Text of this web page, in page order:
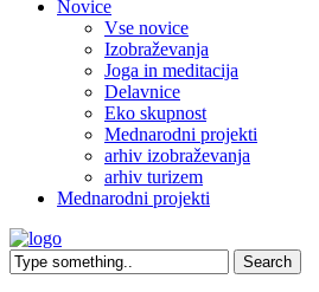
Novice
Vse novice
Izobraževanja
Joga in meditacija
Delavnice
Eko skupnost
Mednarodni projekti
arhiv izobraževanja
arhiv turizem
Mednarodni projekti